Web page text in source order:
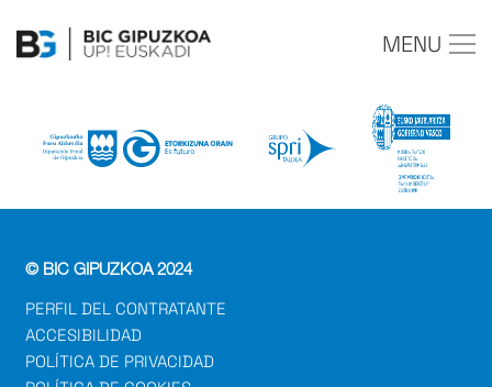
MENU
© BIC GIPUZKOA 2024
PERFIL DEL CONTRATANTE
ACCESIBILIDAD
POLÍTICA DE PRIVACIDAD